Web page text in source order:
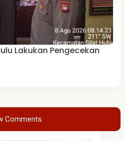
Lakukan Pengecekan
Comments